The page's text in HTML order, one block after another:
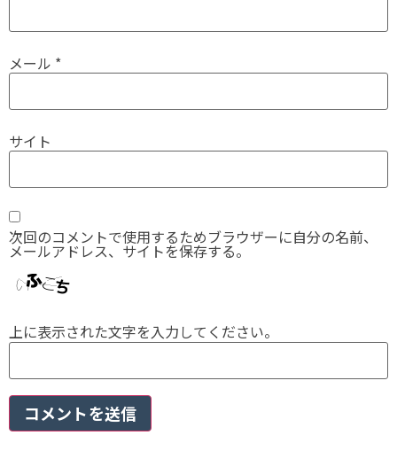
メール *
サイト
次回のコメントで使用するためブラウザーに自分の名前、
メールアドレス、サイトを保存する。
上に表示された文字を入力してください。